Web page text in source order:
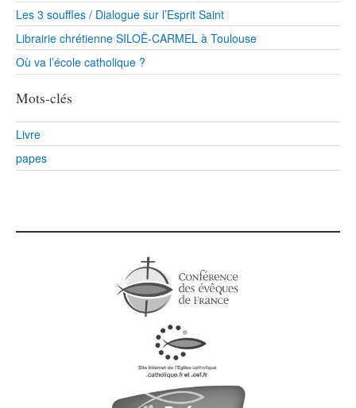
Les 3 souffles / Dialogue sur l’Esprit Saint
Librairie chrétienne SILOË-CARMEL à Toulouse
Où va l’école catholique ?
Mots-clés
Livre
papes